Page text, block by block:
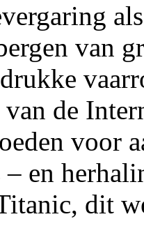
van
de
voor
en
dit